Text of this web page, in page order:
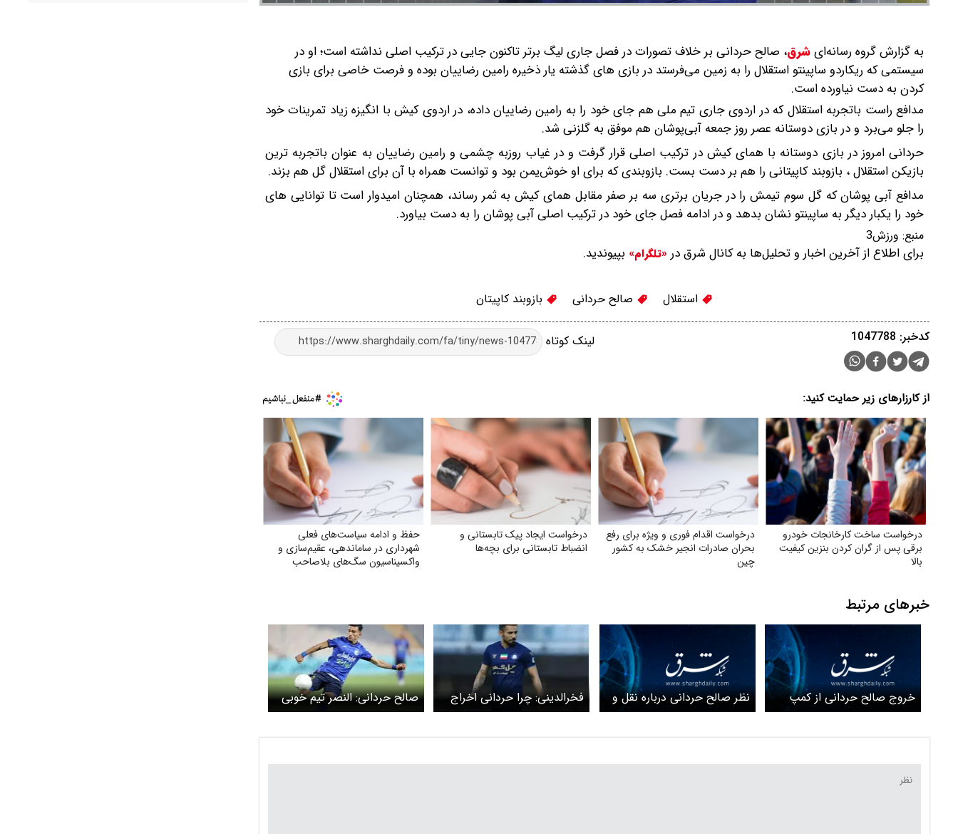
به گزارش گروه رسانه‌ایشرق، صالح حردانی بر خلاف تصورات در فصل جاری لیگ برتر تاکنون جایی در ترکیب اصلی نداشته است؛ او در
سیستمی که ریکاردو ساپینتو استقلال را به زمین می‌فرستد در بازی های گذشته یار ذخیره رامین رضاییان بوده و فرصت خاصی برای بازی
کردن به دست نیاورده است.
مدافع راست باتجربه استقلال که در اردوی جاری تیم ملی هم جای خود را به رامین رضاییان داده، در اردوی کیش با انگیزه زیاد تمرینات خود
را جلو می‌برد و در بازی دوستانه عصر روز جمعه آبی‌پوشان هم موفق به گلزنی شد.
حردانی امروز در بازی دوستانه با همای کیش در ترکیب اصلی قرار گرفت و در غیاب روزبه چشمی و رامین رضاییان به عنوان باتجربه ترین
بازیکن استقلال ، بازوبند کاپیتانی را هم بر دست بست. بازوبندی که برای او خوش‌یمن بود و توانست همراه با آن برای استقلال گل هم بزند.
مدافع آبی پوشان که گل سوم تیمش را در جریان برتری سه بر صفر مقابل همای کیش به ثمر رساند، همچنان امیدوار است تا توانایی های
خود را یکبار دیگر به ساپینتو نشان بدهد و در ادامه فصل جای خود در ترکیب اصلی آبی پوشان را به دست بیاورد.
منبع: ورزش3
برای اطلاع از آخرین اخبار و تحلیل‌ها به کانال شرق در «تلگرام» بپیوندید.
استقلال صالح حردانی بازوبند کاپیتان
لینک کوتاه کدخبر: 1047788
از کارزارهای زیر حمایت کنید:
درخواست ساخت کارخانجات خودرو
برقی پس از گران کردن بنزین کیفیت
بالا
درخواست اقدام فوری و ویژه برای رفع
بحران صادرات انجیر خشک به کشور
چین
درخواست ایجاد پیک تابستانی و
انضباط تابستانی برای بچه‌ها
حفظ و ادامه سیاست‌های فعلی
شهرداری در ساماندهی، عقیم‌سازی و
واکسیناسیون سگ‌های بلاصاحب
خبرهای مرتبط
خروج صالح حردانی از کمپ
استقلال و شوق هواداران+
نظر صالح حردانی درباره نقل و
انتقالات استقلال
فخرالدینی: چرا حردانی اخراج
نشد؟ چون بازیکن استقلال بود!
صالح حردانی: النصر تیم خوبی
است ولی ما استقلال هستیم!